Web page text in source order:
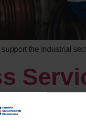
the industrial